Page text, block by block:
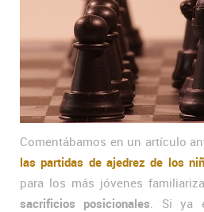
Comentábamos en un artículo
las partidas de ajedrez de los
para los más jóvenes
sacrificios posicionales . Si ya